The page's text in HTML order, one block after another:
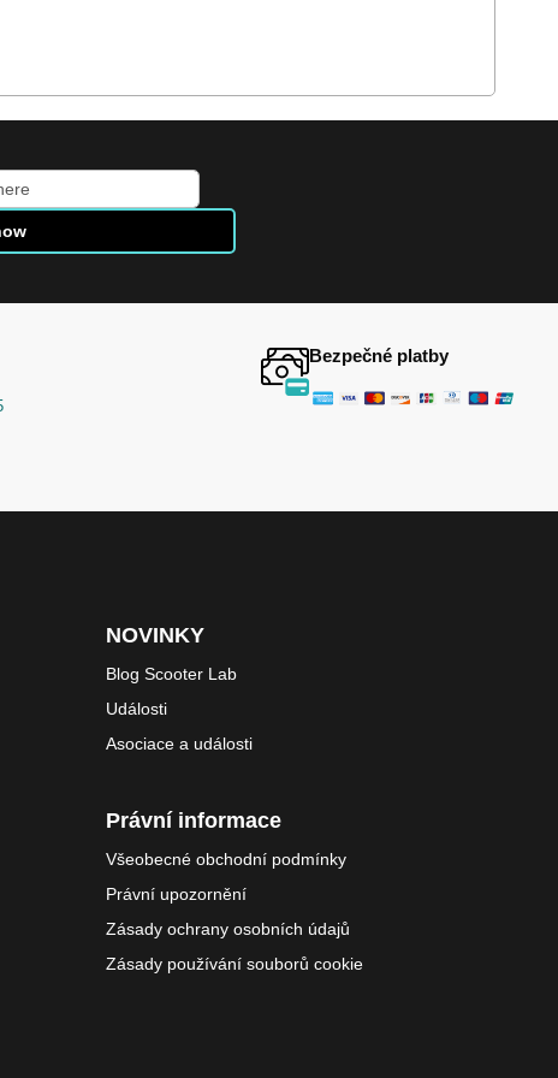
Bezpečné platby
NOVINKY
Blog Scooter Lab
Události
Asociace a události
Právní informace
Všeobecné obchodní podmínky
Právní upozornění
Zásady ochrany osobních údajů
Zásady používání souborů cookie